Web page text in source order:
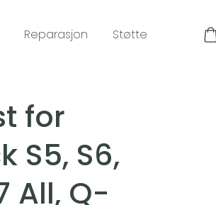
Reparasjon Støtte
for
S5, S6,
All, Q-